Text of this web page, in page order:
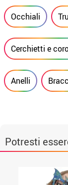
Occhiali
Cerchietti e
Anelli
Potresti